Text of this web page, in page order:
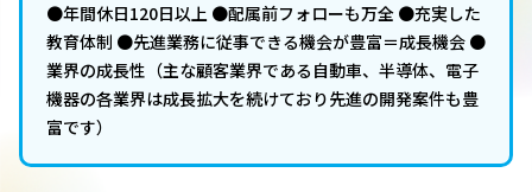
●年間休日120日以上 ●配属前フォローも万全 ●充実した
教育体制 ●先進業務に従事できる機会が豊富＝成長機会 ●
業界の成長性（主な顧客業界である自動車、半導体、電子
機器の各業界は成長拡大を続けており先進の開発案件も豊
富です）